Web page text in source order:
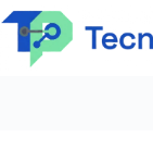
Saltar
al
contenido